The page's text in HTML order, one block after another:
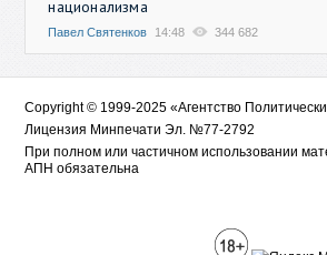
национализма
Павел Святенков 14:48 344 682
Copyright © 1999-2025 «Агентство
Лицензия Минпечати Эл. №77-2792
При полном или частичном использовании
АПН обязательна